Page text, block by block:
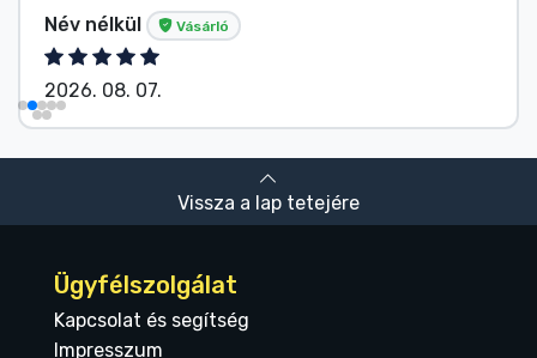
Név nélkül Vásárló
2026. 08. 07.
Vissza a lap tetejére
Ügyfélszolgálat
Kapcsolat és segítség
Impresszum